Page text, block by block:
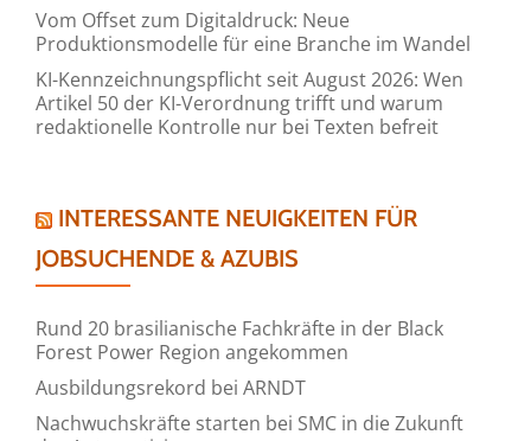
Vom Offset zum Digitaldruck: Neue
Produktionsmodelle für eine Branche im Wandel
KI-Kennzeichnungspflicht seit August 2026: Wen
Artikel 50 der KI-Verordnung trifft und warum
redaktionelle Kontrolle nur bei Texten befreit
INTERESSANTE NEUIGKEITEN FÜR
JOBSUCHENDE & AZUBIS
Rund 20 brasilianische Fachkräfte in der Black
Forest Power Region angekommen
Ausbildungsrekord bei ARNDT
Nachwuchskräfte starten bei SMC in die Zukunft